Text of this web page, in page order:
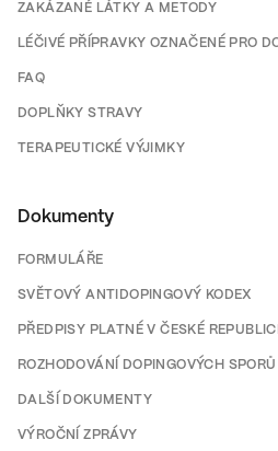
ZAKÁZANÉ LÁTKY A METODY
LÉČIVÉ PŘÍPRAVKY OZNAČENÉ PRO
FAQ
DOPLŇKY STRAVY
TERAPEUTICKÉ VÝJIMKY
Dokumenty
FORMULÁŘE
SVĚTOVÝ ANTIDOPINGOVÝ KODEX
PŘEDPISY PLATNÉ V ČESKÉ
ROZHODOVÁNÍ DOPINGOVÝCH
DALŠÍ DOKUMENTY
VÝROČNÍ ZPRÁVY